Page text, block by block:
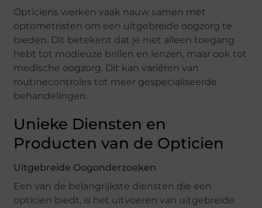
Opticiens werken vaak nauw samen met
optometristen om een uitgebreide oogzorg te
bieden. Dit betekent dat je niet alleen toegang
hebt tot modieuze brillen en lenzen, maar ook tot
medische oogzorg. Dit kan variëren van
routinecontroles tot meer gespecialiseerde
behandelingen.
Unieke Diensten en
Producten van de Opticien
Uitgebreide Oogonderzoeken
Een van de belangrijkste diensten die een
opticien biedt, is het uitvoeren van uitgebreide